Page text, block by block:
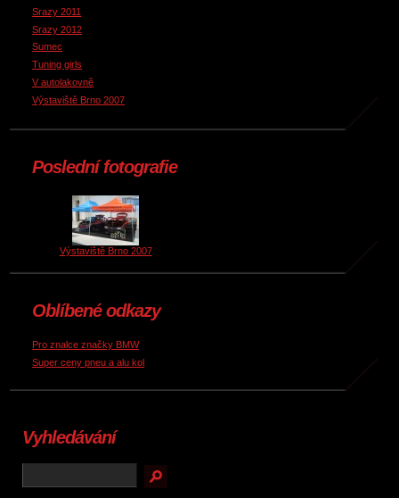
Srazy 2011
Srazy 2012
Sumec
Tuning girls
V autolakovně
Výstaviště Brno 2007
Poslední fotografie
Výstaviště Brno 2007
Oblíbené odkazy
Pro znalce značky BMW
Super ceny pneu a alu kol
Vyhledávání